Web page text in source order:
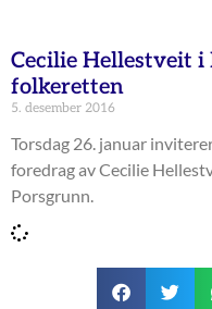
Cecilie Hellestveit i
folkeretten
5. desember 2016
Torsdag 26. januar
foredrag av Cecilie
Porsgrunn.